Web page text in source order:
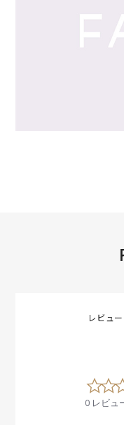
レビュ
0 レビュ